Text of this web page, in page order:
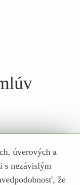
úverových a
s nezávislým
že